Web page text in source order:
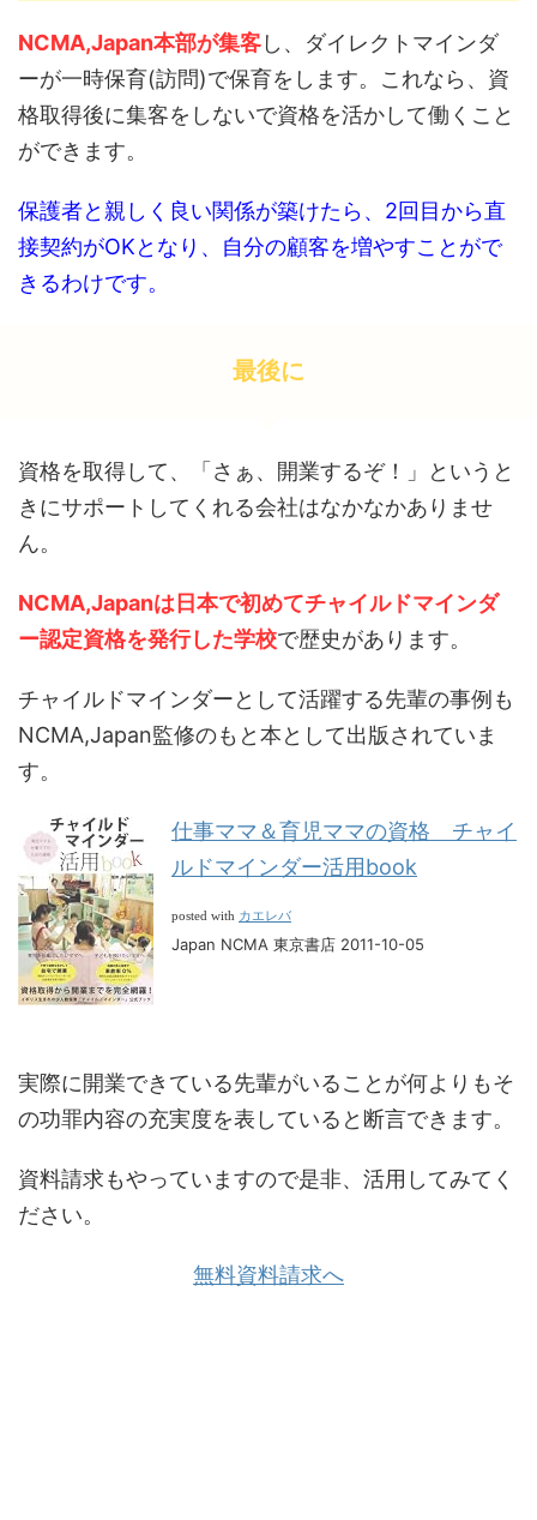
NCMA,Japan本部が集客し、ダイレクトマインダ
ーが一時保育(訪問)で保育をします。これなら、資
格取得後に集客をしないで資格を活かして働くこと
ができます。
保護者と親しく良い関係が築けたら、2回目から直
接契約がOKとなり、自分の顧客を増やすことがで
きるわけです。
最後に
資格を取得して、「さぁ、開業するぞ！」というと
きにサポートしてくれる会社はなかなかありませ
ん。
NCMA,Japanは日本で初めてチャイルドマインダ
ー認定資格を発行した学校で歴史があります。
チャイルドマインダーとして活躍する先輩の事例も
NCMA,Japan監修のもと本として出版されていま
す。
仕事ママ＆育児ママの資格 チャイ
ルドマインダー活用book
posted with カエレバ
Japan NCMA 東京書店 2011-10-05
実際に開業できている先輩がいることが何よりもそ
の功罪内容の充実度を表していると断言できます。
資料請求もやっていますので是非、活用してみてく
ださい。
無料資料請求へ